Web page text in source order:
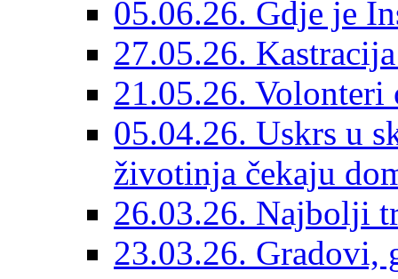
05.06.26. Gdje je
27.05.26.
21.05.26. Volonteri
05.04.26. Uskrs u
životinja čekaju
26.03.26. Najbolji
23.03.26. Gradovi,